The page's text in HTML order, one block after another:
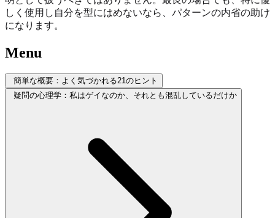
しく使用し自分を型にはめないなら、パターンの内省の助け
になります。
Menu
簡単な概要：よく気づかれる21のヒント
疑問の心理学：私はゲイなのか、それとも混乱しているだけか